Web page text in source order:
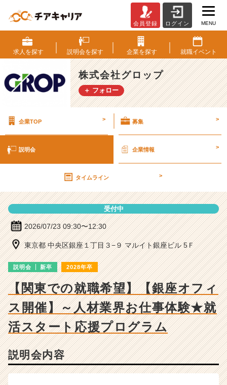
式
会
社
グ
ロ
ッ
明
細
|
ー・
成
企
業
か
ら
ス
カ
ウ
会員登録 ログイン MENU
求人を探す 説明会を探す 企業を探す 就職イベント
株式会社グロップ
＋ フォロー
企業TOP > 募集 >
説明会 企業情報 >
タイムライン >
受付中
2026/07/23 09:30〜12:30
東京都 中央区銀座１丁目３−９ マルイト銀座ビル 5Ｆ
説明会 新卒 2028年卒
【関東での就職希望】【銀座オフィ
ス開催】～人材業界お仕事体験★就
活スタート応援プログラム
説明会内容